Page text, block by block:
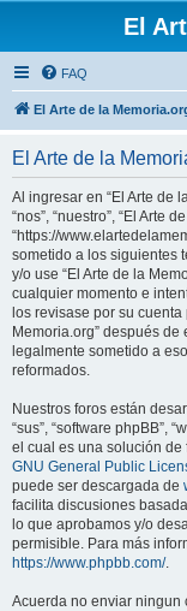
El
FAQ
El Arte de la
El Arte de la
Al ingresar en “El Arte de
“nos”, “nuestro”, “El Arte
“https://
sometido a los siguientes
y/o use “El Arte de la
cualquier momento e
los revisase por su
Memoria.org” después
legalmente sometido a
reformados.
Nuestros foros están
“sus”, “software phpBB”,
el cual es una solución de
GNU General Public
puede ser descargada de
facilita discusiones
lo que aprobamos y/o
permisible. Para más
https://www.phpbb.com/.
Acuerda no enviar ningun